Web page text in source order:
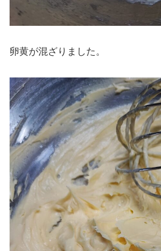
卵黄が混ざりました。